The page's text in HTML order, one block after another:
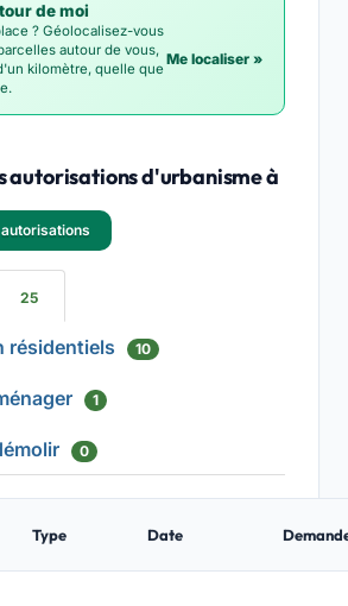
de moi
? Géolocalisez-vous
autour de vous,
kilomètre, quelle que
Me localiser »
autorisations d'urbanisme à
25
résidentiels 10
1
0
Type Date